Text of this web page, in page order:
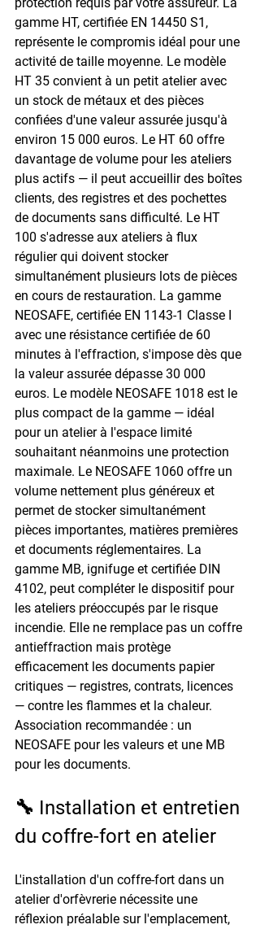
gamme HT, certifiée EN 14450 S1,
représente le compromis idéal pour une
activité de taille moyenne. Le modèle
HT 35 convient à un petit atelier avec
un stock de métaux et des pièces
confiées d'une valeur assurée jusqu'à
environ 15 000 euros. Le HT 60 offre
davantage de volume pour les ateliers
plus actifs — il peut accueillir des boîtes
clients, des registres et des pochettes
de documents sans difficulté. Le HT
100 s'adresse aux ateliers à flux
régulier qui doivent stocker
simultanément plusieurs lots de pièces
en cours de restauration. La gamme
NEOSAFE, certifiée EN 1143-1 Classe I
avec une résistance certifiée de 60
minutes à l'effraction, s'impose dès que
la valeur assurée dépasse 30 000
euros. Le modèle NEOSAFE 1018 est le
plus compact de la gamme — idéal
pour un atelier à l'espace limité
souhaitant néanmoins une protection
maximale. Le NEOSAFE 1060 offre un
volume nettement plus généreux et
permet de stocker simultanément
pièces importantes, matières premières
et documents réglementaires. La
gamme MB, ignifuge et certifiée DIN
4102, peut compléter le dispositif pour
les ateliers préoccupés par le risque
incendie. Elle ne remplace pas un coffre
antieffraction mais protège
efficacement les documents papier
critiques — registres, contrats, licences
— contre les flammes et la chaleur.
Association recommandée : un
NEOSAFE pour les valeurs et une MB
pour les documents.
🔧 Installation et entretien
du coffre-fort en atelier
L'installation d'un coffre-fort dans un
atelier d'orfèvrerie nécessite une
réflexion préalable sur l'emplacement,